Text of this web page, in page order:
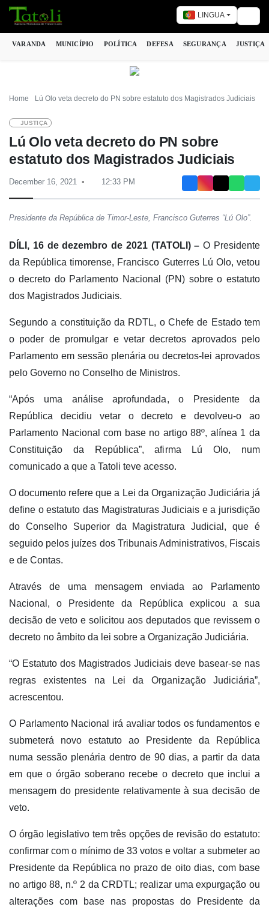
LINGUA
VARANDA MUNICÍPIO POLÍTICA DEFESA SEGURANÇA JUSTIÇA
Home Lú Olo veta decreto do PN sobre estatuto dos Magistrados Judiciais
JUSTIÇA
Lú Olo veta decreto do PN sobre
estatuto dos Magistrados Judiciais
December 16, 2021 12:33 PM
Presidente da República de Timor-Leste, Francisco Guterres “Lú Olo”.
DÍLI, 16 de dezembro de 2021 (TATOLI) – O Presidente
da República timorense, Francisco Guterres Lú Olo, vetou
o decreto do Parlamento Nacional (PN) sobre o estatuto
dos Magistrados Judiciais.
Segundo a constituição da RDTL, o Chefe de Estado tem
o poder de promulgar e vetar decretos aprovados pelo
Parlamento em sessão plenária ou decretos-lei aprovados
pelo Governo no Conselho de Ministros.
“Após uma análise aprofundada, o Presidente da
República decidiu vetar o decreto e devolveu-o ao
Parlamento Nacional com base no artigo 88º, alínea 1 da
Constituição da República”, afirma Lú Olo, num
comunicado a que a Tatoli teve acesso.
O documento refere que a Lei da Organização Judiciária já
define o estatuto das Magistraturas Judiciais e a jurisdição
do Conselho Superior da Magistratura Judicial, que é
seguido pelos juízes dos Tribunais Administrativos, Fiscais
e de Contas.
Através de uma mensagem enviada ao Parlamento
Nacional, o Presidente da República explicou a sua
decisão de veto e solicitou aos deputados que revissem o
decreto no âmbito da lei sobre a Organização Judiciária.
“O Estatuto dos Magistrados Judiciais deve basear-se nas
regras existentes na Lei da Organização Judiciária”,
acrescentou.
O Parlamento Nacional irá avaliar todos os fundamentos e
submeterá novo estatuto ao Presidente da República
numa sessão plenária dentro de 90 dias, a partir da data
em que o órgão soberano recebe o decreto que inclui a
mensagem do presidente relativamente à sua decisão de
veto.
O órgão legislativo tem três opções de revisão do estatuto:
confirmar com o mínimo de 33 votos e voltar a submeter ao
Presidente da República no prazo de oito dias, com base
no artigo 88, n.º 2 da CRDTL; realizar uma expurgação ou
alterações com base nas propostas do Presidente da